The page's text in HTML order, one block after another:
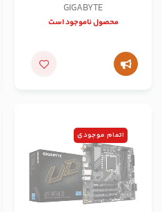
GIGABYTE
محصول ناموجود است
اتمام موجودی